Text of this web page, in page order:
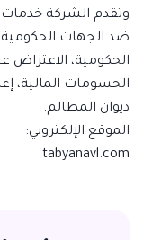
وتقدم الشركة خدمات
ضد الجهات
الحكومية، الاعتراض
الحسومات المالية،
ديوان المظالم.
الموقع الإلكتروني:
tabyanavl.com